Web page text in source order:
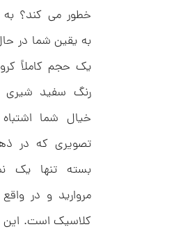
خطور می کند؟
به یقین شما در
یک حجم کاملاً
رنگ سفید شیری
خیال شما
تصویری که در
بسته تنها یک
مروارید و در
کلاسیک است. این